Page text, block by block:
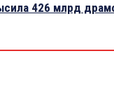
426 млрд